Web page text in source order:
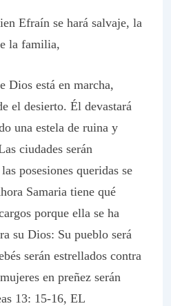
Efraín se hará salvaje, la
la familia,
Dios está en marcha,
el desierto. Él devastará
una estela de ruina y
ciudades serán
posesiones queridas se
Samaria tiene qué
porque ella se ha
su Dios: Su pueblo será
serán estrellados contra
en preñez serán
13: 15-16, EL